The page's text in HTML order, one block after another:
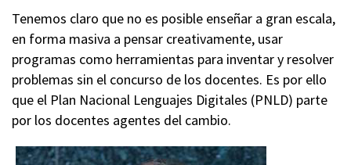
Tenemos claro que no es posible enseñar a gran escala,
en forma masiva a pensar creativamente, usar
programas como herramientas para inventar y resolver
problemas sin el concurso de los docentes. Es por ello
que el Plan Nacional Lenguajes Digitales (PNLD) parte
por los docentes agentes del cambio.